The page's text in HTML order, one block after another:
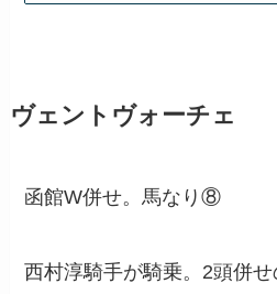
ヴェントヴォーチェ
函館W併せ。馬なり⑧
西村淳騎手が騎乗。2頭併